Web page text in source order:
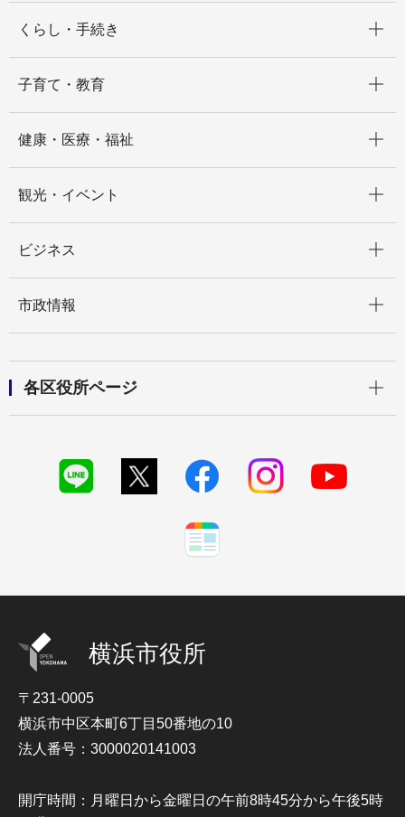
くらし・手続き
子育て・教育
健康・医療・福祉
観光・イベント
ビジネス
市政情報
各区役所ページ
横浜市役所
〒231-0005
横浜市中区本町6丁目50番地の10
法人番号：3000020141003
開庁時間：月曜日から金曜日の午前8時45分から午後5時